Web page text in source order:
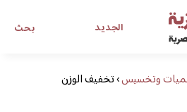
بحث الجديد
للفتاة العصرية
وتخسيس›تخفيف الوزن